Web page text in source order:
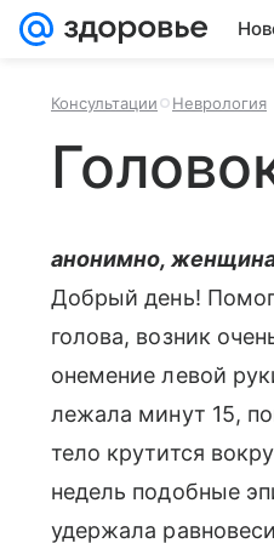
Консультации Неврология
анонимно,
Добрый день!
голова, возник
онемение левой
лежала минут 15,
тело крутится
недель подобные
удержала